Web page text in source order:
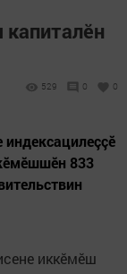
529 0 0
833
иккӗмӗш